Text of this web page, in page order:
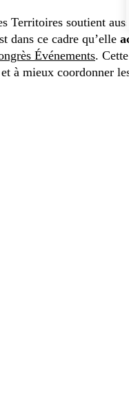
Territoires soutient
dans ce cadre qu’elle
Événements.
et à mieux coordonner